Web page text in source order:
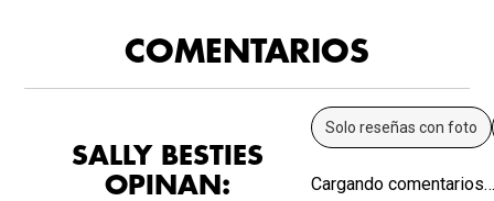
COMENTARIOS
SALLY BESTIES
OPINAN:
Solo reseñas con foto
Cargando